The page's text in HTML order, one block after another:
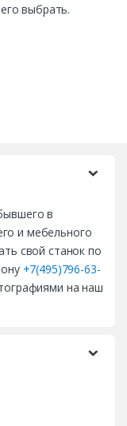
выбрать.
в
и мебельного
свой станок по
+7(495)796-63-
на наш